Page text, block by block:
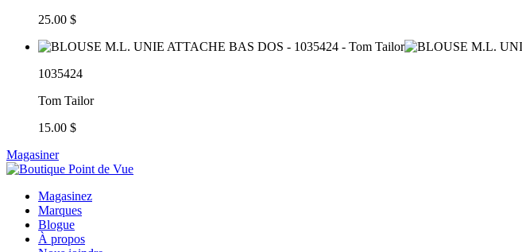
25.00 $
1035424
Tom Tailor
15.00 $
Magasiner
Magasinez
Marques
Blogue
À propos